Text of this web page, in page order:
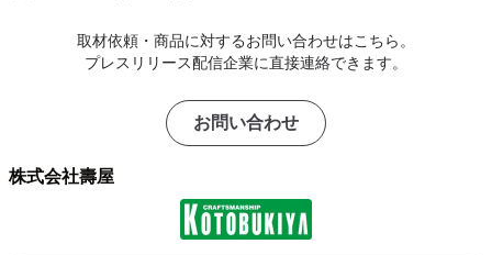
取材依頼・商品に対するお問い合わせはこちら。
プレスリリース配信企業に直接連絡できます。
お問い合わせ
株式会社壽屋